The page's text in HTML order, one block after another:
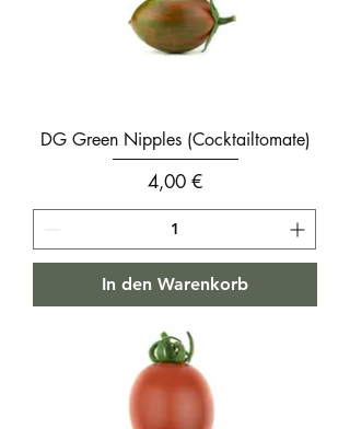
DG Green Nipples (Cocktailtomate)
Preis
4,00 €
In den Warenkorb